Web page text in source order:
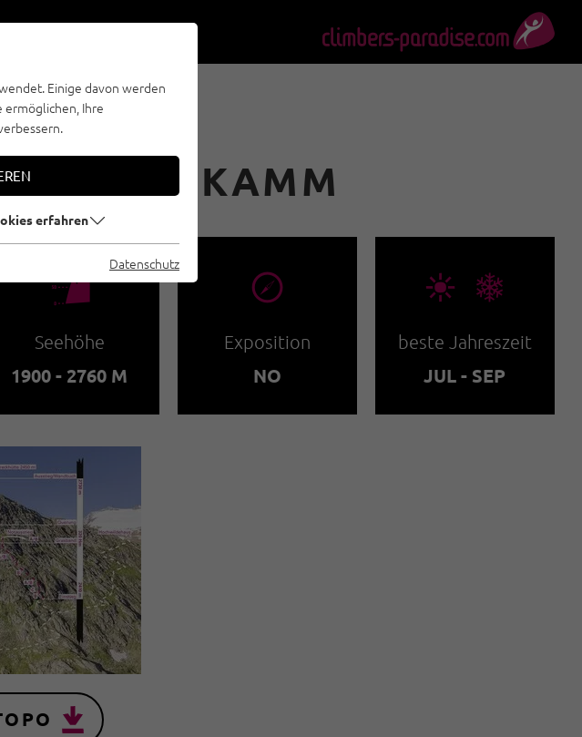
🞱
Seehöhe
1900 - 2760 M
🞂
Exposition
NO
🞀🖈
beste Jahreszeit
JUL - SEP
Einige davon werden
ermöglichen, Ihre
erfahren
Datenschutz